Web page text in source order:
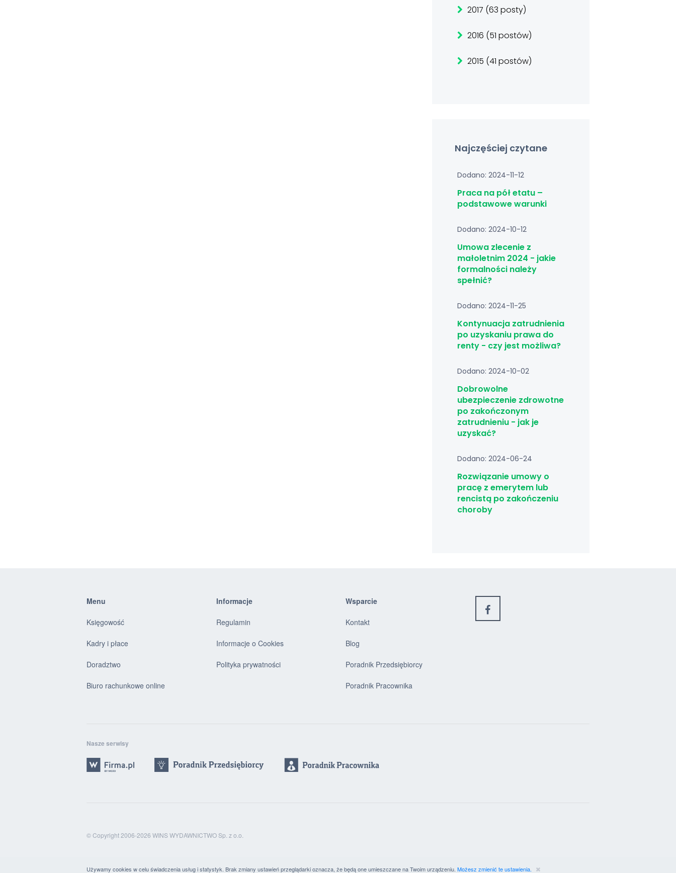
2017 (63 posty)
2016 (51 postów)
2015 (41 postów)
Najczęściej czytane
Dodano: 2024-11-12
Praca na pół etatu –
podstawowe warunki
Dodano: 2024-10-12
Umowa zlecenie z
małoletnim 2024 - jakie
formalności należy
spełnić?
Dodano: 2024-11-25
Kontynuacja zatrudnienia
po uzyskaniu prawa do
renty - czy jest możliwa?
Dodano: 2024-10-02
Dobrowolne
ubezpieczenie zdrowotne
po zakończonym
zatrudnieniu - jak je
uzyskać?
Dodano: 2024-06-24
Rozwiązanie umowy o
pracę z emerytem lub
rencistą po zakończeniu
choroby
Menu
Księgowość
Kadry i płace
Doradztwo
Biuro rachunkowe online
Informacje
Regulamin
Informacje o Cookies
Polityka prywatności
Wsparcie
Kontakt
Blog
Poradnik Przedsiębiorcy
Poradnik Pracownika
Nasze serwisy
© Copyright 2006-2026 WINS WYDAWNICTWO Sp. z o.o.
Używamy cookies w celu świadczenia usług i statystyk. Brak zmiany ustawień przeglądarki oznacza, że będą one umieszczane na Twoim urządzeniu. Możesz zmienić te ustawienia.